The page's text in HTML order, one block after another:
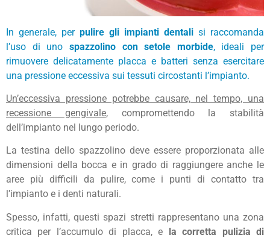
In generale, per pulire gli impianti dentali si raccomanda
l’uso di uno spazzolino con setole morbide, ideali per
rimuovere delicatamente placca e batteri senza esercitare
una pressione eccessiva sui tessuti circostanti l’impianto.
Un’eccessiva pressione potrebbe causare, nel tempo, una
recessione gengivale, compromettendo la stabilità
dell’impianto nel lungo periodo.
La testina dello spazzolino deve essere proporzionata alle
dimensioni della bocca e in grado di raggiungere anche le
aree più difficili da pulire, come i punti di contatto tra
l’impianto e i denti naturali.
Spesso, infatti, questi spazi stretti rappresentano una zona
critica per l’accumulo di placca, e la corretta pulizia di